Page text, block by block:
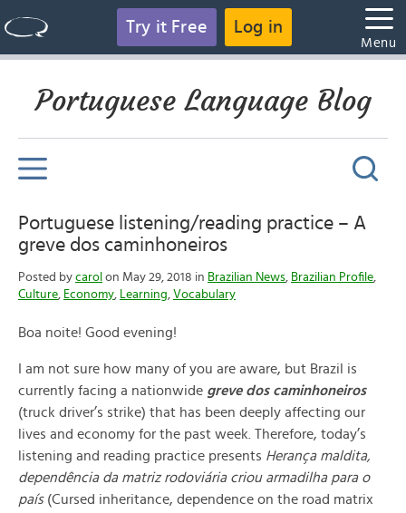
Try it Free Log in
Menu
Portuguese Language Blog
Portuguese listening/reading practice – A
greve dos caminhoneiros
Posted by carol on May 29, 2018 in Brazilian News, Brazilian Profile,
Culture, Economy, Learning, Vocabulary
Boa noite! Good evening!
I am not sure how many of you are aware, but Brazil is
currently facing a nationwide greve dos caminhoneiros
(truck driver’s strike) that has been deeply affecting our
lives and economy for the past week. Therefore, today’s
listening and reading practice presents Herança maldita,
dependência da matriz rodoviária criou armadilha para o
país(Cursed inheritance, dependence on the road matrix